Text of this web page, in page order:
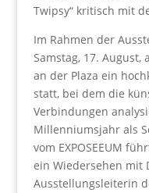
Twipsy“ kritisch mit
Im Rahmen der
Samstag, 17. August,
an der Plaza ein
statt, bei dem die
Verbindungen
Millenniumsjahr als
vom EXPOSEEUM
ein Wiedersehen mit
Ausstellungsleiterin